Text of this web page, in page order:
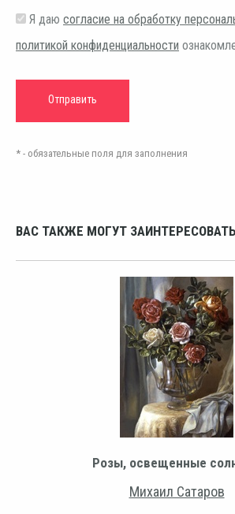
Я даю согласие на обработку
политикой конфиденциальности
* - обязательные поля для заполнения
ВАС ТАКЖЕ МОГУТ
Розы, освещенные
Михаил Сатаров